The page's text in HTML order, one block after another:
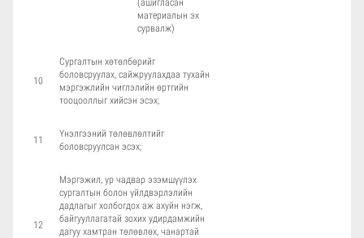
(ашигласан
материалын эх
сурвалж)
10
Сургалтын хөтөлбөрийг
боловсруулах, сайжруулахдаа тухайн
мэргэжлийн чиглэлийн өртгийн
тооцооллыг хийсэн эсэх;
11
Үнэлгээний төлөвлөлтийг
боловсруулсан эсэх;
12
Мэргэжил, ур чадвар эзэмшүүлэх
сургалтын болон үйлдвэрлэлийн
дадлагыг холбогдох аж ахуйн нэгж,
байгууллагатай зохих удирдамжийн
дагуу хамтран төлөвлөх, чанартай